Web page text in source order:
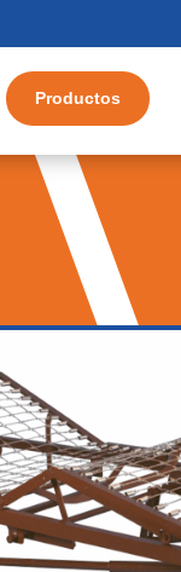
Productos